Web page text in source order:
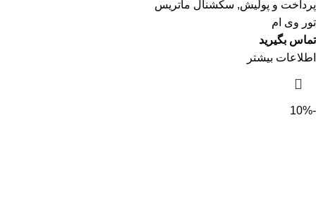
پرداخت و پولیش, سکشنال ماتریس
تور وی ام
تماس بگیرید
اطلاعات بیشتر
-10%